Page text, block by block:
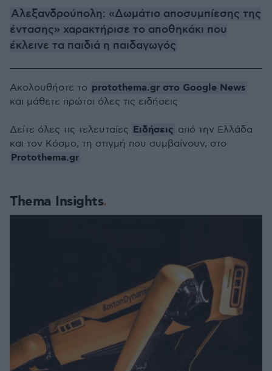
Αλεξανδρούπολη: «Δωμάτιο αποσυμπίεσης της
έντασης» χαρακτήρισε το αποθηκάκι που
έκλεινε τα παιδιά η παιδαγωγός
Thema Insights
Ακολουθήστε το protothema.gr στο Google News
και μάθετε πρώτοι όλες τις ειδήσεις
Δείτε όλες τις τελευταίες Ειδήσεις από την Ελλάδα
και τον Κόσμο, τη στιγμή που συμβαίνουν, στο
Protothema.gr